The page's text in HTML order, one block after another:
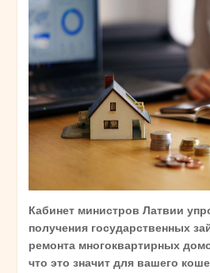
Кабинет министров Латвии
получения государственных
ремонта многоквартирных
что это значит для вашего